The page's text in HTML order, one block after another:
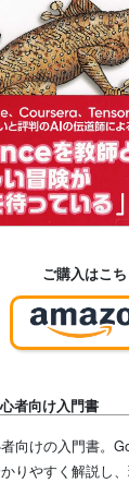
ご購入はこ
者向け入門書
向けの入門書。
りやすく解説し